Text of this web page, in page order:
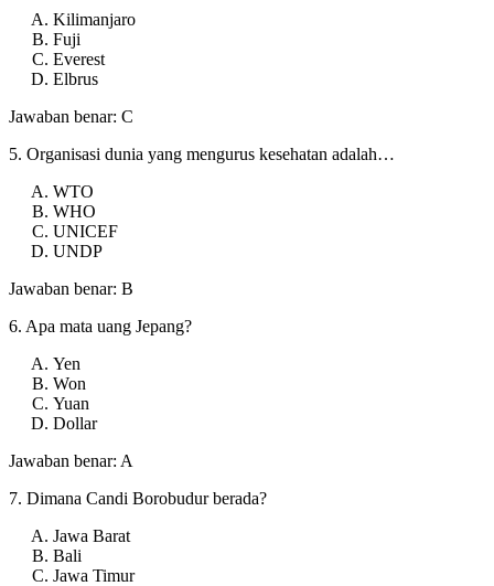
Kilimanjaro
Fuji
Everest
Elbrus
Jawaban benar: C
5. Organisasi dunia yang mengurus kesehatan adalah…
WTO
WHO
UNICEF
UNDP
Jawaban benar: B
6. Apa mata uang Jepang?
Yen
Won
Yuan
Dollar
Jawaban benar: A
7. Dimana Candi Borobudur berada?
Jawa Barat
Bali
Jawa Timur